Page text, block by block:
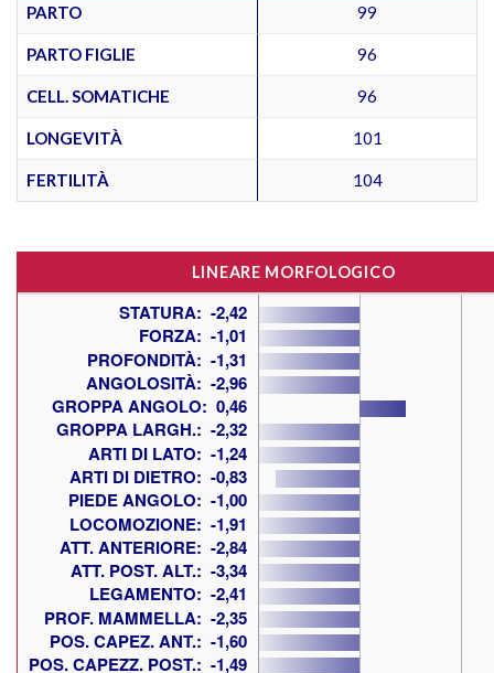
PARTO 99
PARTO FIGLIE 96
CELL. SOMATICHE 96
LONGEVITÀ 101
FERTILITÀ 104
LINEARE MORFOLOGICO